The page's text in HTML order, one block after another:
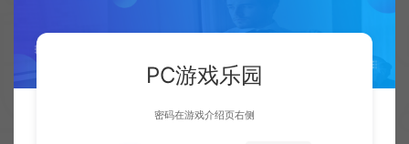
PC游戏乐园
密码在游戏介绍页右侧